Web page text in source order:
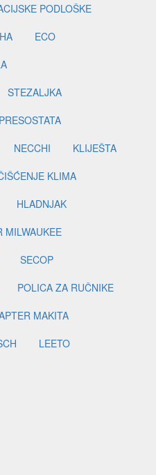
PODLOŠKE
ECO
STEZALJKA
NECCHI
KLIJEŠTA
KLIMA
HLADNJAK
MILWAUKEE
SECOP
POLICA ZA RUČNIKE
MAKITA
LEETO